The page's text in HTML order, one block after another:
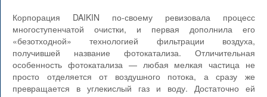
Корпорация DAIKIN по-своему ревизовала процесс
многоступенчатой очистки, и первая дополнила его
«безотходной» технологией фильтрации воздуха,
получившей название фотокатализа. Отличительная
особенность фотокатализа — любая мелкая частица не
просто отделяется от воздушного потока, а сразу же
превращается в углекислый газ и воду. Достаточно ей